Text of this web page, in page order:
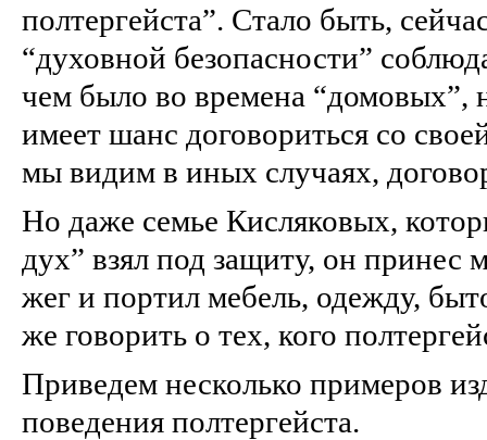
полтергейста”. Стало быть,
“духовной безопасности”
чем было во времена “домовых”,
имеет шанс договориться со
мы видим в иных случаях,
Но даже семье Кисляковых,
дух” взял под защиту, он принес
жег и портил мебель, одежду,
же говорить о тех, кого
Приведем несколько примеров
поведения полтергейста.